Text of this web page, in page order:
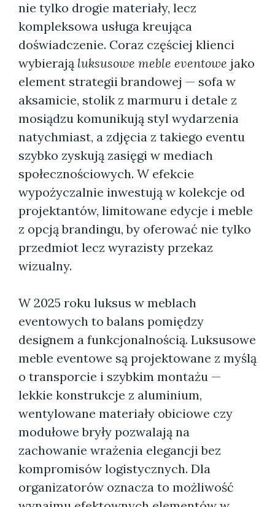
nie tylko drogie materiały, lecz
kompleksowa usługa kreująca
doświadczenie. Coraz częściej klienci
wybierają luksusowe meble eventowe jako
element strategii brandowej — sofa w
aksamicie, stolik z marmuru i detale z
mosiądzu komunikują styl wydarzenia
natychmiast, a zdjęcia z takiego eventu
szybko zyskują zasięgi w mediach
społecznościowych. W efekcie
wypożyczalnie inwestują w kolekcje od
projektantów, limitowane edycje i meble
z opcją brandingu, by oferować nie tylko
przedmiot lecz wyrazisty przekaz
wizualny.
W 2025 roku luksus w meblach
eventowych to balans pomiędzy
designem a funkcjonalnością. Luksusowe
meble eventowe są projektowane z myślą
o transporcie i szybkim montażu —
lekkie konstrukcje z aluminium,
wentylowane materiały obiciowe czy
modułowe bryły pozwalają na
zachowanie wrażenia elegancji bez
kompromisów logistycznych. Dla
organizatorów oznacza to możliwość